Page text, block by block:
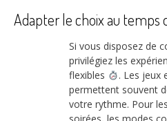
Adapter le choix au temps
Si vous disposez de
privilégiez les
flexibles
. Les jeux
permettent souvent
votre rythme. Pour